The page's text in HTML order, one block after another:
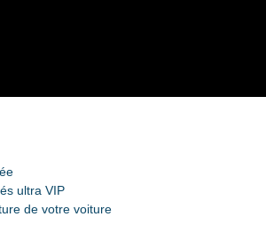
ultra VIP
de votre voiture